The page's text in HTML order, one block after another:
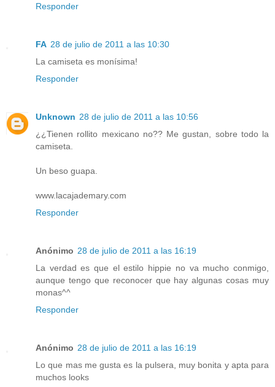
Responder
FA 28 de julio de 2011 a las 10:30
La camiseta es monísima!
Responder
Unknown 28 de julio de 2011 a las 10:56
¿¿Tienen rollito mexicano no?? Me gustan, sobre todo la
camiseta.
Un beso guapa.
www.lacajademary.com
Responder
Anónimo 28 de julio de 2011 a las 16:19
La verdad es que el estilo hippie no va mucho conmigo,
aunque tengo que reconocer que hay algunas cosas muy
monas^^
Responder
Anónimo 28 de julio de 2011 a las 16:19
Lo que mas me gusta es la pulsera, muy bonita y apta para
muchos looks